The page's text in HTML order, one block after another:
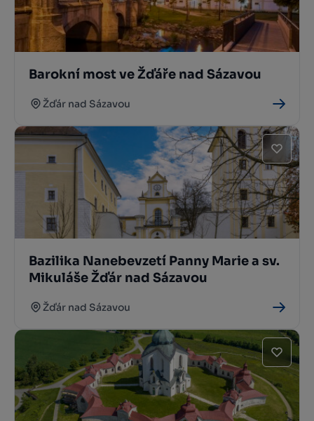
Barokní most ve Žďáře nad Sázavou
Žďár nad Sázavou
Bazilika Nanebevzetí Panny Marie a sv.
Mikuláše Žďár nad Sázavou
Žďár nad Sázavou